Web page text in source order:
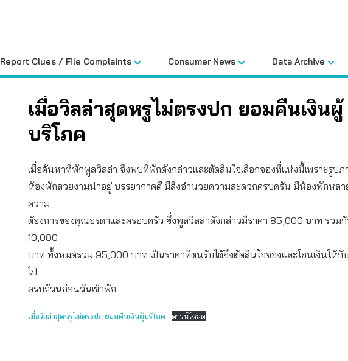
Report Clues / File Complaints Consumer News Data Archive
เมื่อวิลล่าสุดหรูไม่ตรงปก ยอมคืนเงินผู้
บริโภค
เมื่อค้นหาที่พักพูลวิลล่า จึงพบที่พักดังกล่าวและตัดสินใจเลือกจองที่แห่งนี้เพราะรูป
ห้องพักสวยงามน่าอยู่ บรรยากาศดี มีสิ่งอำนวยความสะดวกครบครัน มีห้องพักหล
ความ
ต้องการของคุณอรดาและครอบครัว ซึ่งพูลวิลล่าดังกล่าวมีราคา 85,000 บาท รวม
10,000
บาท ทั้งหมดรวม 95,000 บาท เป็นราคาที่ตนรับได้จึงตัดสินใจจองและโอนเงินให้กั
ไป
ครบถ้วนก่อนวันเข้าพัก
เมื่อวิลล่าสุดหรูไม่ตรงปก ยอมคืนเงินผู้บริโภค ดาวน์โหลด